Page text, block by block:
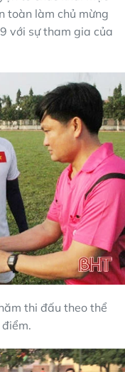
toàn làm chủ mừng
với sự tham gia của
thi đấu theo thể